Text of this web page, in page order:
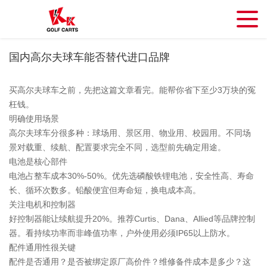
国内高尔夫球车能否替代进口品牌
买高尔夫球车之前，先把这篇文章看完。能帮你省下至少3万块的冤
枉钱。
明确使用场景
高尔夫球车分很多种：球场用、景区用、物业用、校园用。不同场
景对载重、续航、配置要求完全不同，选型前先确定用途。
电池是核心部件
电池占整车成本30%-50%。优先选磷酸铁锂电池，安全性高、寿命
长、循环次数多。铅酸便宜但寿命短，换电成本高。
关注电机和控制器
好控制器能让续航提升20%。推荐Curtis、Dana、Allied等品牌控制
器。看持续功率而非峰值功率，户外使用必须IP65以上防水。
配件通用性很关键
配件是否通用？是否被绑定原厂高价件？维修备件成本是多少？这